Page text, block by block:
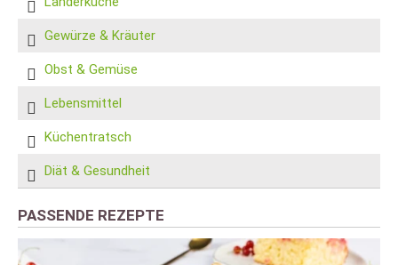
Gewürze & Kräuter
Obst & Gemüse
Lebensmittel
Küchentratsch
Diät & Gesundheit
PASSENDE REZEPTE